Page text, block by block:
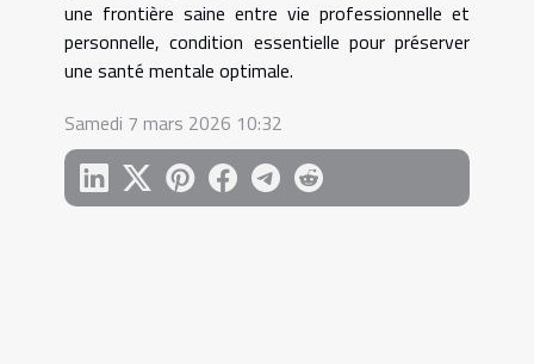
une frontière saine entre vie professionnelle et
personnelle, condition essentielle pour préserver
une santé mentale optimale.
Samedi 7 mars 2026 10:32